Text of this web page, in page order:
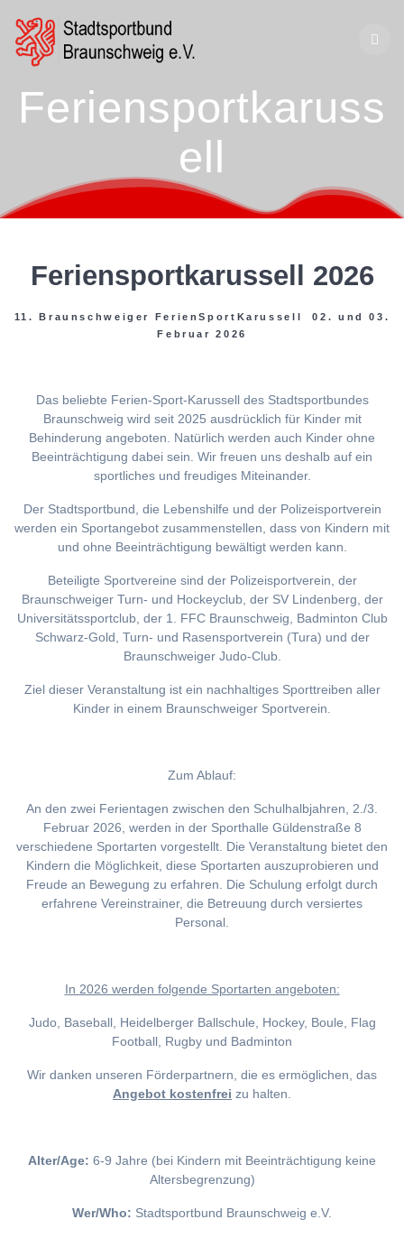
Feriensportkaruss
ell
Feriensportkarussell 2026
11. Braunschweiger FerienSportKarussell 02. und 03.
Februar 2026
Das beliebte Ferien-Sport-Karussell des Stadtsportbundes
Braunschweig wird seit 2025 ausdrücklich für Kinder mit
Behinderung angeboten. Natürlich werden auch Kinder ohne
Beeinträchtigung dabei sein. Wir freuen uns deshalb auf ein
sportliches und freudiges Miteinander.
Der Stadtsportbund, die Lebenshilfe und der Polizeisportverein
werden ein Sportangebot zusammenstellen, dass von Kindern mit
und ohne Beeinträchtigung bewältigt werden kann.
Beteiligte Sportvereine sind der Polizeisportverein, der
Braunschweiger Turn- und Hockeyclub, der SV Lindenberg, der
Universitätssportclub, der 1. FFC Braunschweig, Badminton Club
Schwarz-Gold, Turn- und Rasensportverein (Tura) und der
Braunschweiger Judo-Club.
Ziel dieser Veranstaltung ist ein nachhaltiges Sporttreiben aller
Kinder in einem Braunschweiger Sportverein.
Zum Ablauf:
An den zwei Ferientagen zwischen den Schulhalbjahren, 2./3.
Februar 2026, werden in der Sporthalle Güldenstraße 8
verschiedene Sportarten vorgestellt. Die Veranstaltung bietet den
Kindern die Möglichkeit, diese Sportarten auszuprobieren und
Freude an Bewegung zu erfahren. Die Schulung erfolgt durch
erfahrene Vereinstrainer, die Betreuung durch versiertes
Personal.
In 2026 werden folgende Sportarten angeboten:
Judo, Baseball, Heidelberger Ballschule, Hockey, Boule, Flag
Football, Rugby und Badminton
Wir danken unseren Förderpartnern, die es ermöglichen, das
Angebot kostenfrei zu halten.
Alter/Age: 6-9 Jahre (bei Kindern mit Beeinträchtigung keine
Altersbegrenzung)
Wer/Who: Stadtsportbund Braunschweig e.V.